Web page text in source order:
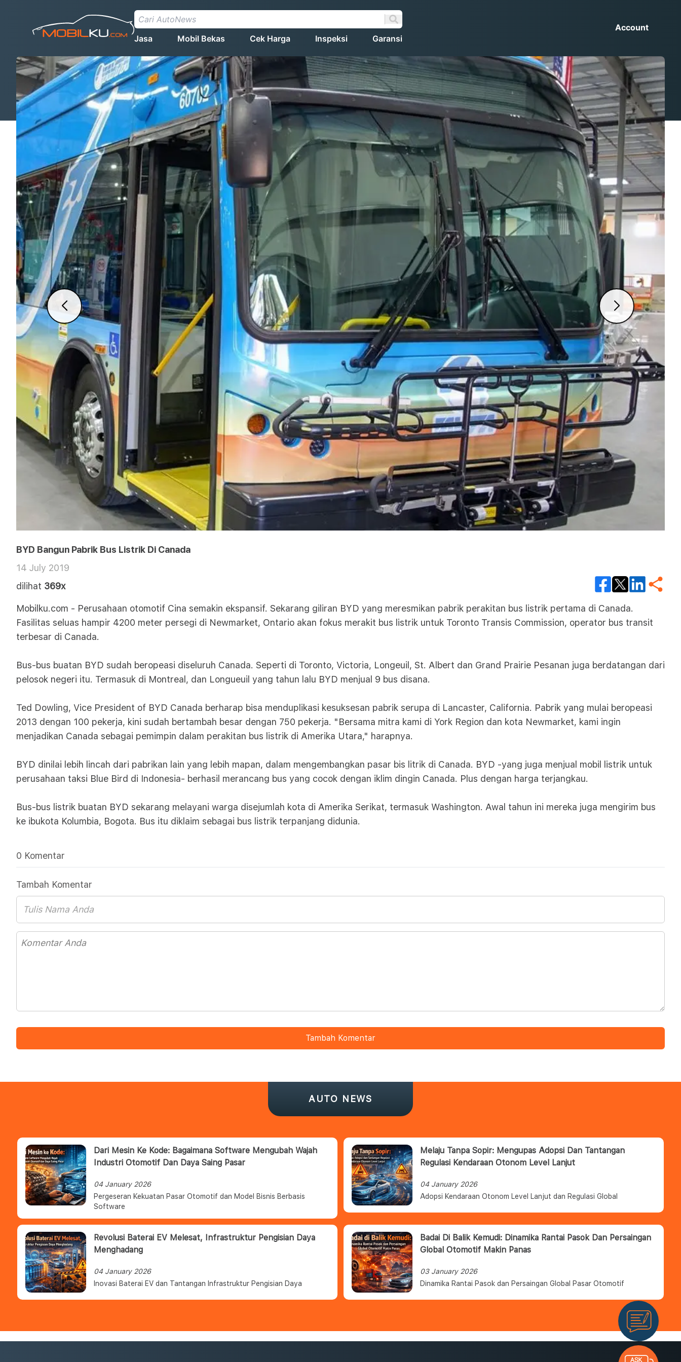
Jasa Mobil Bekas Cek Harga Inspeksi Garansi
Account
BYD Bangun Pabrik Bus Listrik Di Canada
14 July 2019
dilihat 369x
Mobilku.com - Perusahaan otomotif Cina semakin ekspansif. Sekarang giliran BYD yang meresmikan pabrik perakitan bus listrik pertama di Canada.
Fasilitas seluas hampir 4200 meter persegi di Newmarket, Ontario akan fokus merakit bus listrik untuk Toronto Transis Commission, operator bus transit
terbesar di Canada.
Bus-bus buatan BYD sudah beropeasi diseluruh Canada. Seperti di Toronto, Victoria, Longeuil, St. Albert dan Grand Prairie Pesanan juga berdatangan dari
pelosok negeri itu. Termasuk di Montreal, dan Longueuil yang tahun lalu BYD menjual 9 bus disana.
Ted Dowling, Vice President of BYD Canada berharap bisa menduplikasi kesuksesan pabrik serupa di Lancaster, California. Pabrik yang mulai beropeasi
2013 dengan 100 pekerja, kini sudah bertambah besar dengan 750 pekerja. "Bersama mitra kami di York Region dan kota Newmarket, kami ingin
menjadikan Canada sebagai pemimpin dalam perakitan bus listrik di Amerika Utara," harapnya.
BYD dinilai lebih lincah dari pabrikan lain yang lebih mapan, dalam mengembangkan pasar bis litrik di Canada. BYD -yang juga menjual mobil listrik untuk
perusahaan taksi Blue Bird di Indonesia- berhasil merancang bus yang cocok dengan iklim dingin Canada. Plus dengan harga terjangkau.
Bus-bus listrik buatan BYD sekarang melayani warga disejumlah kota di Amerika Serikat, termasuk Washington. Awal tahun ini mereka juga mengirim bus
ke ibukota Kolumbia, Bogota. Bus itu diklaim sebagai bus listrik terpanjang didunia.
0 Komentar
Tambah Komentar
Tambah Komentar
AUTO NEWS
Dari Mesin Ke Kode: Bagaimana Software Mengubah Wajah
Industri Otomotif Dan Daya Saing Pasar
04 January 2026
Pergeseran Kekuatan Pasar Otomotif dan Model Bisnis Berbasis
Software
Melaju Tanpa Sopir: Mengupas Adopsi Dan Tantangan
Regulasi Kendaraan Otonom Level Lanjut
04 January 2026
Adopsi Kendaraan Otonom Level Lanjut dan Regulasi Global
Revolusi Baterai EV Melesat, Infrastruktur Pengisian Daya
Menghadang
04 January 2026
Inovasi Baterai EV dan Tantangan Infrastruktur Pengisian Daya
Badai Di Balik Kemudi: Dinamika Rantai Pasok Dan Persaingan
Global Otomotif Makin Panas
03 January 2026
Dinamika Rantai Pasok dan Persaingan Global Pasar Otomotif